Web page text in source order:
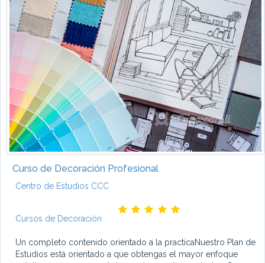
Curso de Decoración Profesional
Centro de Estudios CCC
Cursos de Decoración
Un completo contenido orientado a la practicaNuestro Plan de
Estudios está orientado a que obtengas el mayor enfoque